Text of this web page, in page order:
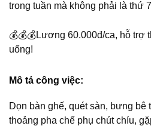
trong tuần mà không phải là thứ
💰💰💰Lương 60.000đ/ca, hỗ trợ
uống!
Mô tả công việc:
Dọn bàn ghế, quét sàn, bưng
thoảng pha chế phụ chút chíu,